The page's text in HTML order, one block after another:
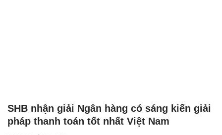
SHB nhận giải Ngân hàng có sáng kiến giải
pháp thanh toán tốt nhất Việt Nam